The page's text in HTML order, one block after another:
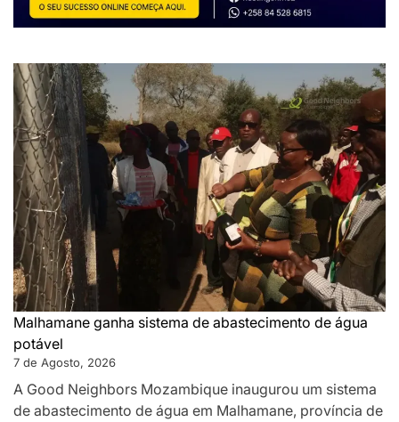
Malhamane ganha sistema de abastecimento de água
potável
7 de Agosto, 2026
A Good Neighbors Mozambique inaugurou um sistema
de abastecimento de água em Malhamane, província de